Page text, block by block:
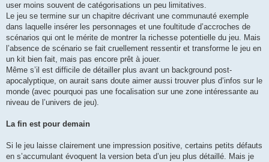
user moins souvent de catégorisations un peu limitatives.
Le jeu se termine sur un chapitre décrivant une communauté exemple
dans laquelle insérer les personnages et une foultitude d’accroches de
scénarios qui ont le mérite de montrer la richesse potentielle du jeu. Mais
l’absence de scénario se fait cruellement ressentir et transforme le jeu en
un kit bien fait, mais pas encore prêt à jouer.
Même s’il est difficile de détailler plus avant un background post-
apocalyptique, on aurait sans doute aimer aussi trouver plus d’infos sur le
monde (avec pourquoi pas une focalisation sur une zone intéressante au
niveau de l’univers de jeu).
La fin est pour demain
Si le jeu laisse clairement une impression positive, certains petits défauts
en s’accumulant évoquent la version beta d’un jeu plus détaillé. Mais je